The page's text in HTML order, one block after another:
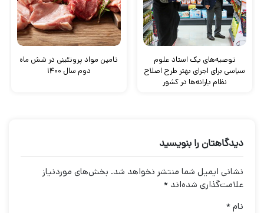
توصیه‌های یک استاد علوم
سیاسی برای اجرای بهتر طرح اصلاح
نظام یارانه‌ها در کشور
تامین مواد پروتئینی در شش ماه
دوم سال ۱۴۰۰
دیدگاهتان را بنویسید
نشانی ایمیل شما منتشر نخواهد شد. بخش‌های موردنیاز
علامت‌گذاری شده‌اند *
نام*